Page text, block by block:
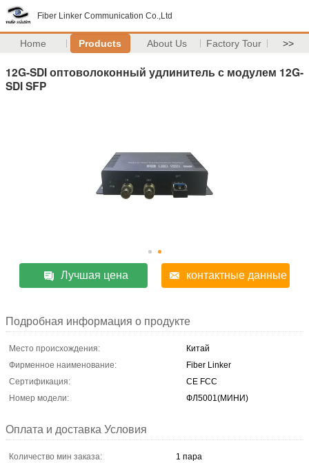
Fiber Linker Communication Co.,Ltd
Home Products About Us Factory Tour >>
12G-SDI оптоволоконный удлинитель с модулем 12G-
SDI SFP
Лучшая цена контактные данные
Подробная информация о продукте
Место происхождения:
Китай
Фирменное наименование:
Fiber Linker
Сертификация:
CE FCC
Номер модели:
ФЛ5001(МИНИ)
Оплата и доставка Условия
Количество мин заказа:
1 пара